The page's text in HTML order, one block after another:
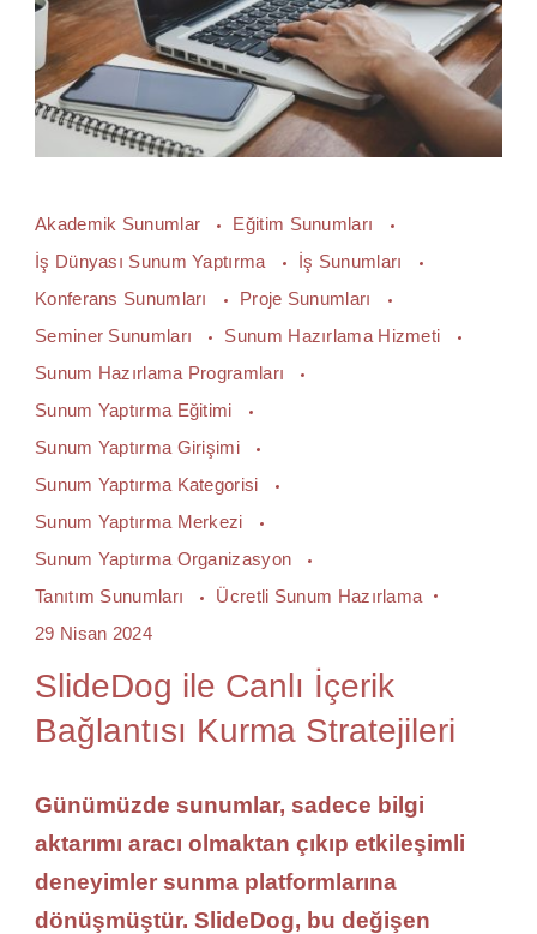
Akademik Sunumlar
Eğitim Sunumları
İş Dünyası Sunum Yaptırma
İş Sunumları
Konferans Sunumları
Proje Sunumları
Seminer Sunumları
Sunum Hazırlama Hizmeti
Sunum Hazırlama Programları
Sunum Yaptırma Eğitimi
Sunum Yaptırma Girişimi
Sunum Yaptırma Kategorisi
Sunum Yaptırma Merkezi
Sunum Yaptırma Organizasyon
Tanıtım Sunumları
Ücretli Sunum Hazırlama
29 Nisan 2024
SlideDog ile Canlı İçerik
Bağlantısı Kurma Stratejileri
Günümüzde sunumlar, sadece bilgi
aktarımı aracı olmaktan çıkıp etkileşimli
deneyimler sunma platformlarına
dönüşmüştür. SlideDog, bu değişen